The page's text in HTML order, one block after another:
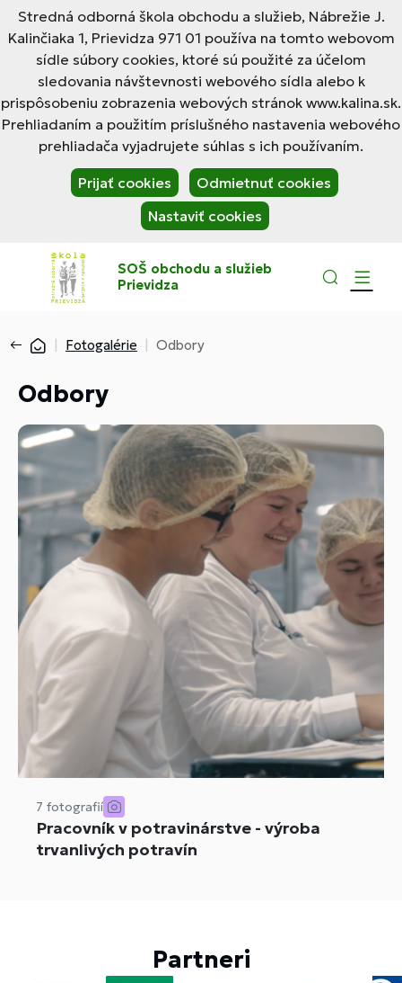
Stredná odborná škola obchodu a služieb, Nábrežie J.
Kalinčiaka 1, Prievidza 971 01 používa na tomto webovom
sídle súbory cookies, ktoré sú použité za účelom
sledovania návštevnosti webového sídla alebo k
prispôsobeniu zobrazenia webových stránok www.kalina.sk.
Prehliadaním a použitím príslušného nastavenia webového
prehliadača vyjadrujete súhlas s ich používaním.
Prijať cookies
Odmietnuť cookies
Nastaviť cookies
SOŠ obchodu a služieb
Prievidza
Fotogalérie Odbory
Odbory
7 fotografií
Pracovník v potravinárstve - výroba
trvanlivých potravín
Partneri